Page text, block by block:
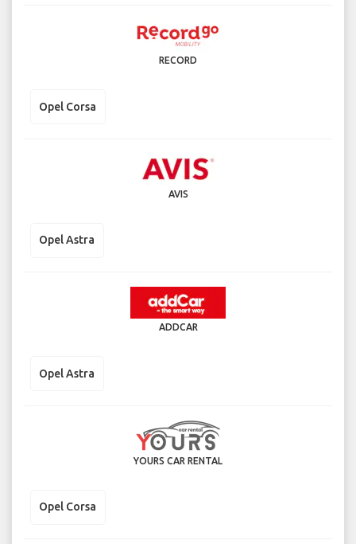
RECORD
Opel Corsa
AVIS
Opel Astra
ADDCAR
Opel Astra
YOURS CAR RENTAL
Opel Corsa